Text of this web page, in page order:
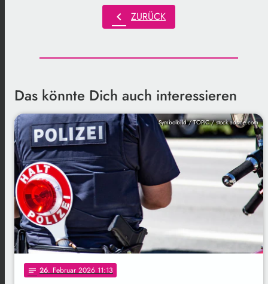
chevron_left ZURÜCK
Das könnte Dich auch interessieren
Symbolbild / TOPIC / stock.adobe.com
notes 26. Februar 2026 11:13